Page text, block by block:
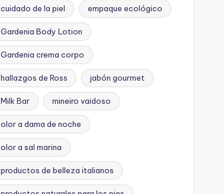
cuidado de la piel empaque ecológico
Gardenia Body Lotion
Gardenia crema corpo
hallazgos de Ross jabón gourmet
Milk Bar mineiro vaidoso
olor a dama de noche
olor a sal marina
productos de belleza italianos